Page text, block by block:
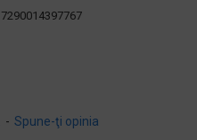
7290014397767
- Spune-ţi opinia